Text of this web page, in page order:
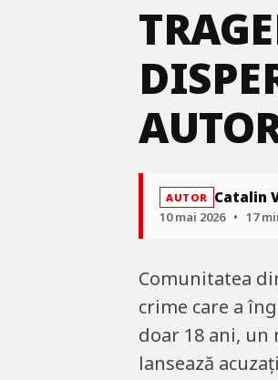
AUTOR Catalin
10 mai 2026 • 17
Comunitatea
crime care a
doar 18 ani, un
lansează